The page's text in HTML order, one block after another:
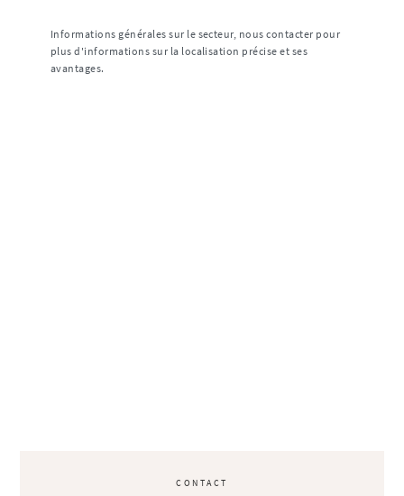
Informations générales sur le secteur, nous contacter pour
plus d'informations sur la localisation précise et ses
avantages.
CONTACT